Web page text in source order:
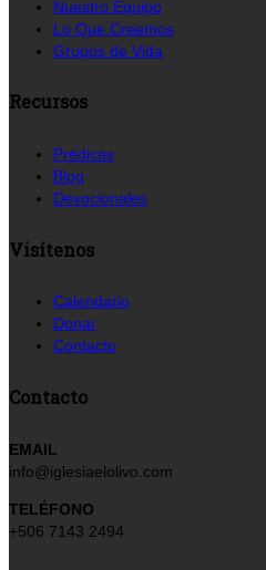
Nuestro Equipo
Lo Que Creemos
Grupos de Vida
Recursos
Prédicas
Blog
Devocionales
Visítenos
Calendario
Donar
Contacto
Contacto
EMAIL
info@iglesiaelolivo.com
TELÉFONO
+506 7143 2494